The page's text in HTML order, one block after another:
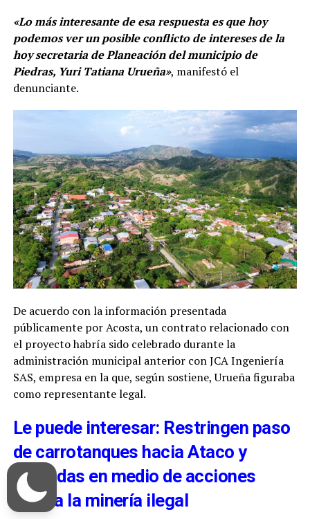
«Lo más interesante de esa respuesta es que hoy
podemos ver un posible conflicto de intereses de la
hoy secretaria de Planeación del municipio de
Piedras, Yuri Tatiana Urueña», manifestó el
denunciante.
De acuerdo con la información presentada
públicamente por Acosta, un contrato relacionado con
el proyecto habría sido celebrado durante la
administración municipal anterior con JCA Ingeniería
SAS, empresa en la que, según sostiene, Urueña figuraba
como representante legal.
Le puede interesar: Restringen paso
de carrotanques hacia Ataco y
Planadas en medio de acciones
contra la minería ilegal